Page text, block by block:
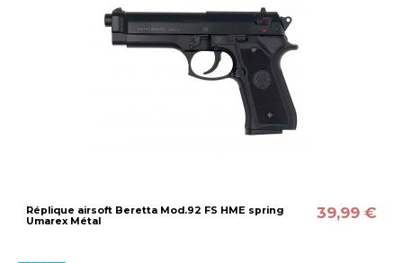
Réplique airsoft Beretta Mod.92 FS HME spring
Umarex Métal
39,99 €